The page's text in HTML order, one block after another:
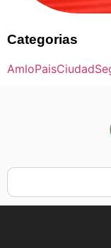
Categorias
AmloPaisCiudad